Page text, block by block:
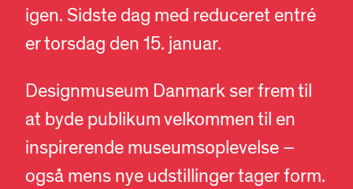
igen. Sidste dag med reduceret entré
er torsdag den 15. januar.
Designmuseum Danmark ser frem til
at byde publikum velkommen til en
inspirerende museumsoplevelse –
også mens nye udstillinger tager form.